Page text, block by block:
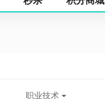
职业技术